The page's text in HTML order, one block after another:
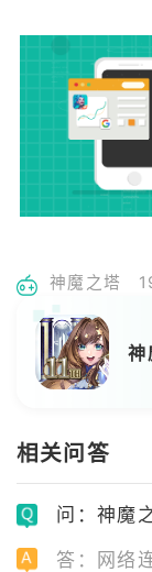
神魔之塔
神
相关问答
问：神魔
答：网络